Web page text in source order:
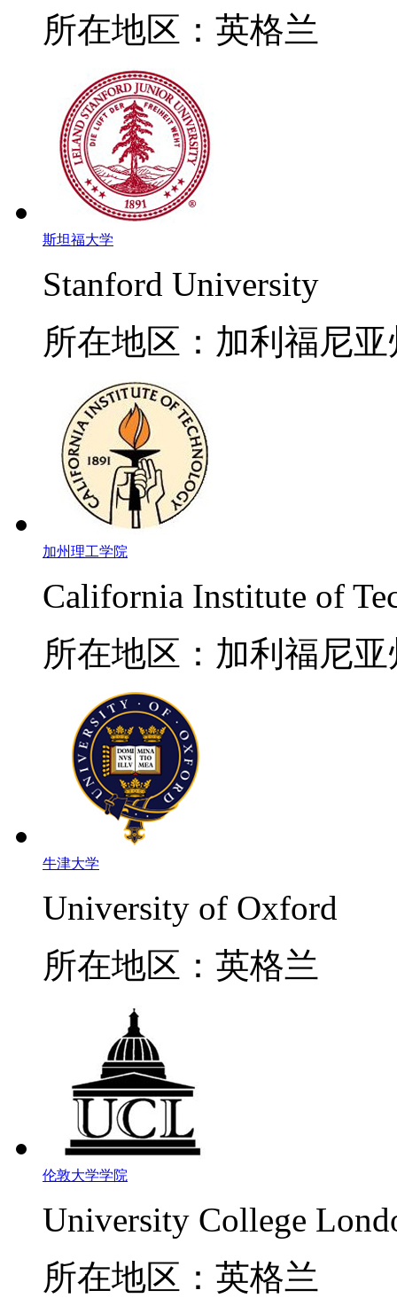
所在地区：英格兰
斯坦福大学
Stanford University
所在地区：加利福尼亚
加州理工学院
California Institute of
所在地区：加利福尼亚
牛津大学
University of Oxford
所在地区：英格兰
伦敦大学学院
University College
所在地区：英格兰